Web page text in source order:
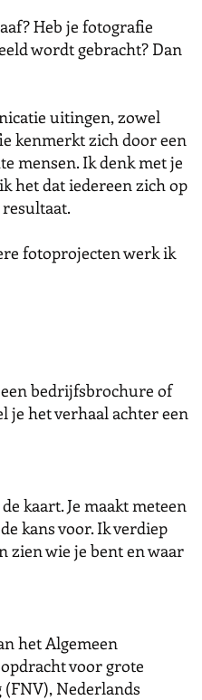
Heb je fotografie
wordt gebracht? Dan
uitingen, zowel
kenmerkt zich door een
mensen. Ik denk met je
het dat iedereen zich op
fotoprojecten werk ik
bedrijfsbrochure of
je het verhaal achter een
kaart. Je maakt meteen
kans voor. Ik verdiep
zien wie je bent en waar
het Algemeen
voor grote
Nederlands